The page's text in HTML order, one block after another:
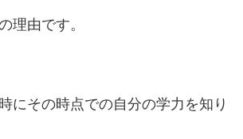
理由です。
にその時点での自分の学力を知り